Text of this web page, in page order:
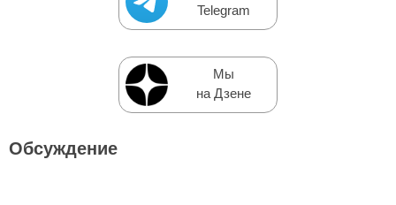
Telegram
Мы
на Дзене
Обсуждение